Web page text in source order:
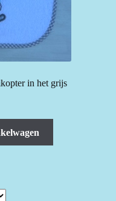
in het grijs